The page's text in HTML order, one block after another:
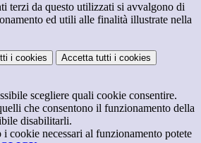
terzi da questo utilizzati si avvalgono di
ed utili alle finalità illustrate nella
i cookies Accetta tutti i cookies
scegliere quali cookie consentire.
che consentono il funzionamento della
disabilitarli.
i cookie necessari al funzionamento potete